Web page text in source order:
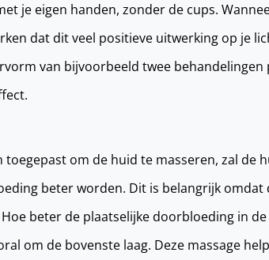
je eigen handen, zonder de cups.
dat dit veel positieve uitwerking op je
van bijvoorbeeld twee
om de huid te masseren, zal de
beter worden. Dit is belangrijk omdat
beter de plaatselijke doorbloeding in
om de bovenste laag. Deze massage